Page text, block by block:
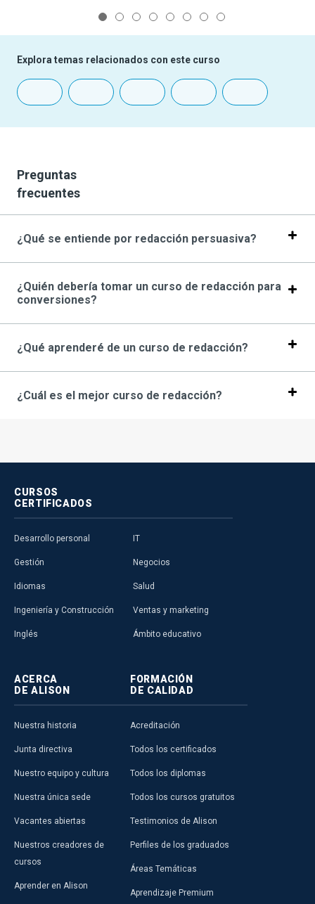
Explora temas relacionados con este curso
Preguntas
frecuentes
¿Qué se entiende por redacción persuasiva?
¿Quién debería tomar un curso de redacción para
conversiones?
¿Qué aprenderé de un curso de redacción?
¿Cuál es el mejor curso de redacción?
CURSOS
CERTIFICADOS
Desarrollo personal
Gestión
Idiomas
Ingeniería y Construcción
Inglés
IT
Negocios
Salud
Ventas y marketing
Ámbito educativo
ACERCA
DE ALISON
Nuestra historia
Junta directiva
Nuestro equipo y cultura
Nuestra única sede
Vacantes abiertas
Nuestros creadores de
cursos
Aprender en Alison
FORMACIÓN
DE CALIDAD
Acreditación
Todos los certificados
Todos los diplomas
Todos los cursos gratuitos
Testimonios de Alison
Perfiles de los graduados
Áreas Temáticas
Aprendizaje Premium